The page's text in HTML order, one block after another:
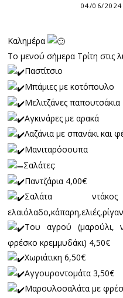
04/06/2024
Καλημέρα
Το μενού σήμερα Τρίτη στις
Παστίτσιο
Μπάμιες με κοτόπουλο
Μελιτζάνες παπουτσάκια
Αγκινάρες με αρακά
Λαζάνια με σπανάκι και
Μανιταρόσουπα
Σαλάτες:
Παντζάρια 4,00€
Σαλάτα
Του αγρού (μαρούλι,
φρέσκο κρεμμυδάκι) 4,50€
Χωριάτικη 6,50€
Αγγουροντομάτα 3,50€
Μαρουλοσαλάτα με